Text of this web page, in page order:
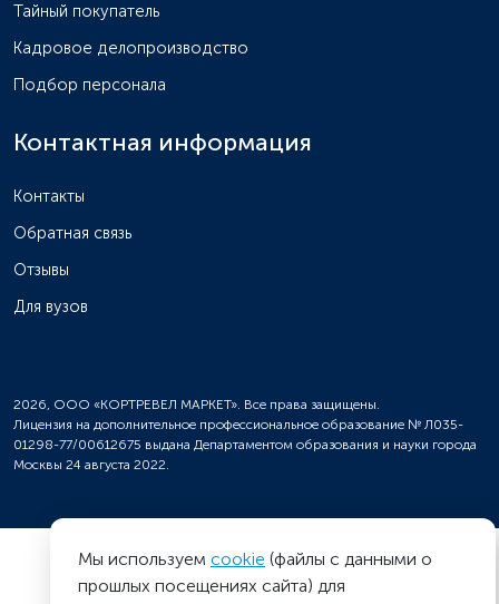
Тайный покупатель
Кадровое делопроизводство
Подбор персонала
Контактная информация
Контакты
Обратная связь
Отзывы
Для вузов
2026, ООО «КОРТРЕВЕЛ МАРКЕТ». Все права защищены.
Лицензия на дополнительное профессиональное образование № Л035-
01298-77/00612675 выдана Департаментом образования и науки города
Москвы 24 августа 2022.
Мы используем cookie (файлы с данными о
прошлых посещениях сайта) для